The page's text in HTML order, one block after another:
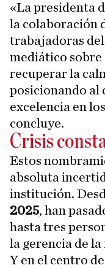
«La presidenta
la colaboración
trabajadoras
mediático sobre
recuperar la
posicionando al
excelencia en
concluye.
Crisis
Estos
absoluta
institución.
2025, han
hasta tres
la gerencia de
Y en el centro